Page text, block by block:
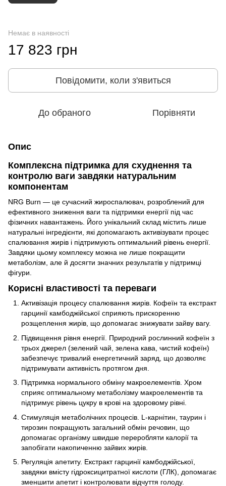
Немає в наявності
17 823 грн
Повідомити, коли з'явиться
До обраного Порівняти
Опис
Комплексна підтримка для схуднення та
контролю ваги завдяки натуральним
компонентам
NRG Burn — це сучасний жироспалювач, розроблений для
ефективного зниження ваги та підтримки енергії під час
фізичних навантажень. Його унікальний склад містить лише
натуральні інгредієнти, які допомагають активізувати процес
спалювання жирів і підтримують оптимальний рівень енергії.
Завдяки цьому комплексу можна не лише покращити
метаболізм, але й досягти значних результатів у підтримці
фігури.
Корисні властивості та переваги
Активізація процесу спалювання жирів. Кофеїн та екстракт
гарцинії камбоджійської сприяють прискоренню
розщеплення жирів, що допомагає знижувати зайву вагу.
Підвищення рівня енергії. Природний рослинний кофеїн з
трьох джерел (зелений чай, зелена кава, чистий кофеїн)
забезпечує тривалий енергетичний заряд, що дозволяє
підтримувати активність протягом дня.
Підтримка нормального обміну макроелементів. Хром
сприяє оптимальному метаболізму макроелементів та
підтримує рівень цукру в крові на здоровому рівні.
Стимуляція метаболічних процесів. L-карнітин, таурин і
тирозин покращують загальний обмін речовин, що
допомагає організму швидше переробляти калорії та
запобігати накопиченню зайвих жирів.
Регуляція апетиту. Екстракт гарцинії камбоджійської,
завдяки вмісту гідроксицитратної кислоти (ГЛК), допомагає
зменшити апетит і контролювати відчуття голоду.